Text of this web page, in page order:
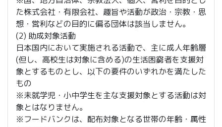
た株式会社・有限会社、趣旨や活動が政治・宗教・思
想・営利などの目的に偏る団体は該当しません。
(2) 助成対象活動
日本国内において実施される活動で、主に成人年齢層
(但し、高校生は対象に含める)の生活困窮者を支援対
象とするものとし、以下の要件のいずれかを満たした
もの
※未就学児・小中学生を主な支援対象とする活動は対
象とはなりません。
※フードバンクは、配布対象となる世帯の年齢・属性